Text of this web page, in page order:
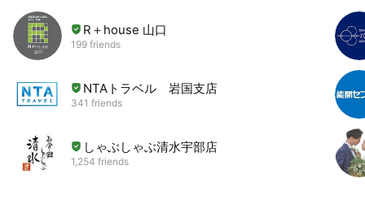
R＋house 山口
199 friends
NTAトラベル 岩国支店
341 friends
しゃぶしゃぶ清水宇部店
1,254 friends